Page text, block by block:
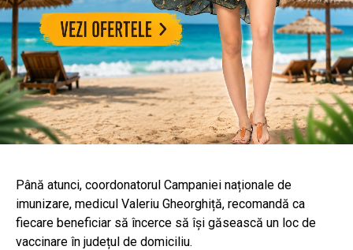
Până atunci, coordonatorul Campaniei naționale de
imunizare, medicul Valeriu Gheorghiță, recomandă ca
fiecare beneficiar să încerce să își găsească un loc de
vaccinare în județul de domiciliu.